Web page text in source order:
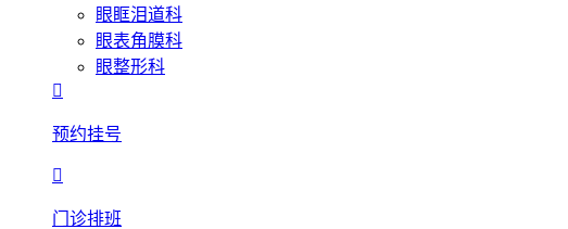
眼眶泪道科
眼表角膜科
眼整形科

预约挂号

门诊排班